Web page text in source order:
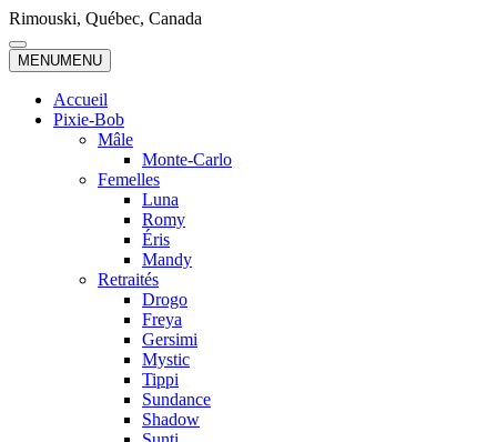
Skip
to
content
Rimouski, Québec, Canada
MENUMENU
Accueil
Pixie-Bob
Mâle
Monte-Carlo
Femelles
Luna
Romy
Éris
Mandy
Retraités
Drogo
Freya
Gersimi
Mystic
Tippi
Sundance
Shadow